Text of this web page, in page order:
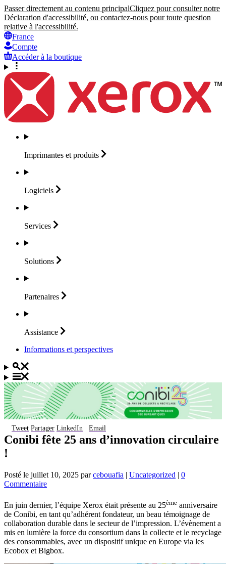
Passer directement au contenu principalCliquez pour consulter notre
Déclaration d'accessibilité, ou contactez-nous pour toute question
relative à l'accessibilité.
France
Compte
Accéder à la boutique
Imprimantes et produits
Logiciels
Services
Solutions
Partenaires
Assistance
Informations et perspectives
Tweet Partager LinkedIn Email
Conibi fête 25 ans d’innovation circulaire
!
Posté le juillet 10, 2025 parcebouafia | Uncategorized | 0
Commentaire
En juin dernier, l’équipe Xerox était présente au 25ème anniversaire
de Conibi, en tant qu’adhérent fondateur, un beau témoignage de
collaboration durable dans le secteur de l’impression. L’évènement a
mis en lumière la force du consortium dans la collecte et le recyclage
des consommables, avec un dispositif unique en Europe via les
Ecobox et Bigbox.